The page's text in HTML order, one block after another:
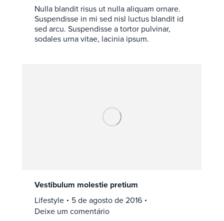
Nulla blandit risus ut nulla aliquam ornare.
Suspendisse in mi sed nisl luctus blandit id
sed arcu. Suspendisse a tortor pulvinar,
sodales urna vitae, lacinia ipsum.
Vestibulum molestie pretium
Lifestyle
5 de agosto de 2016
Deixe um comentário